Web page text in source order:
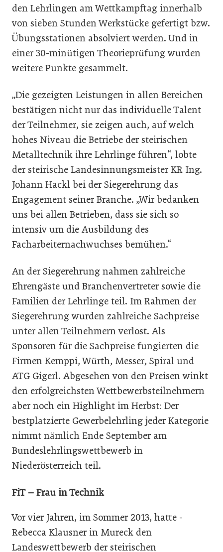
den Lehrlingen am Wettkampftag innerhalb
von sieben Stunden Werkstücke gefertigt bzw.
Übungsstationen absolviert werden. Und in
einer 30-minütigen Theorieprüfung wurden
weitere Punkte gesammelt.
„Die gezeigten Leistungen in allen Bereichen
bestätigen nicht nur das individuelle Talent
der Teilnehmer, sie zeigen auch, auf welch
hohes Niveau die Betriebe der steirischen
Metalltechnik ihre Lehrlinge führen“, lobte
der steirische Landesinnungsmeister KR Ing.
Johann Hackl bei der Siegerehrung das
Engagement seiner Branche. „Wir bedanken
uns bei allen Betrieben, dass sie sich so
intensiv um die Ausbildung des
Facharbeiternachwuchses bemühen.“
An der Siegerehrung nahmen zahlreiche
Ehrengäste und Branchenvertreter sowie die
Familien der Lehrlinge teil. Im Rahmen der
Siegerehrung wurden zahlreiche Sachpreise
unter allen Teilnehmern verlost. Als
Sponsoren für die Sachpreise fungierten die
Firmen Kemppi, Würth, Messer, Spiral und
ATG Gigerl. Abgesehen von den Preisen winkt
den erfolgreichsten Wettbewerbsteilnehmern
aber noch ein Highlight im Herbst: Der
bestplatzierte Gewerbelehrling jeder Kategorie
nimmt nämlich Ende September am
Bundeslehrlingswettbewerb in
Niederösterreich teil.
FiT – Frau in Technik
Vor vier Jahren, im Sommer 2013, hatte ­
Rebecca Klausner in Mureck den
Landeswettbewerb der steirischen